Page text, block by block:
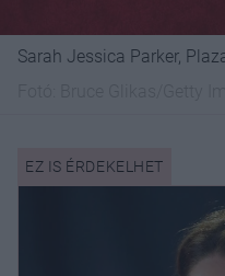
Sarah Jessica Parker,